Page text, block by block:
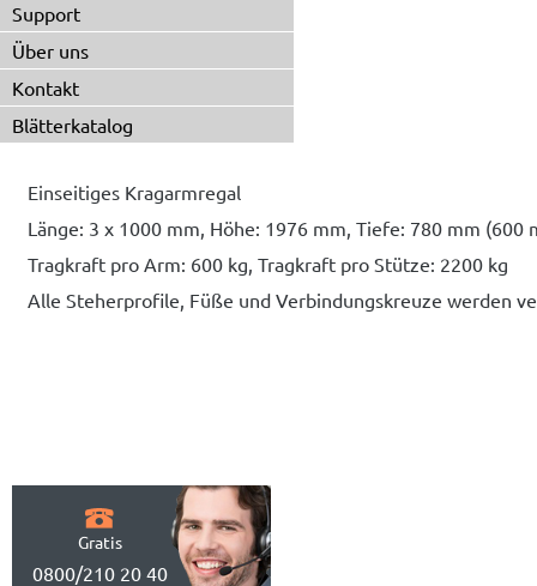
Support
Über uns
Kontakt
Blätterkatalog
Einseitiges Kragarmregal
Länge: 3 x 1000 mm, Höhe: 1976 mm, Tiefe: 780 mm (600
Tragkraft pro Arm: 600 kg, Tragkraft pro Stütze: 2200 kg
Alle Steherprofile, Füße und Verbindungskreuze werden
Gratis
0800/210 20 40